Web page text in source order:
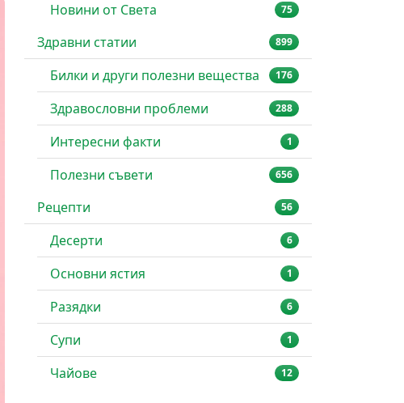
Новини от Света 75
Здравни статии 899
Билки и други полезни вещества 176
Здравословни проблеми 288
Интересни факти 1
Полезни съвети 656
Рецепти 56
Десерти 6
Основни ястия 1
Разядки 6
Супи 1
Чайове 12